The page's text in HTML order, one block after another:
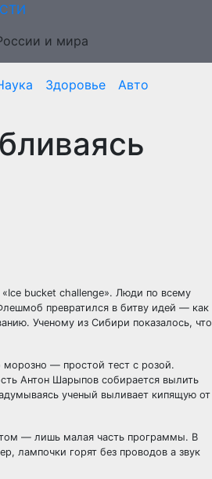
и мира
Здоровье
Авто
bucket challenge». Люди по всему
превратился в битву идей — как
Ученому из Сибири показалось, что
морозно — простой тест с розой.
Антон Шарыпов собирается вылить
ученый выливает кипящую от
— лишь малая часть программы. В
лампочки горят без проводов а звук